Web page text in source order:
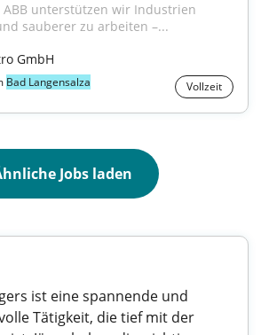
ABB unterstützen wir Industrien
sauberer zu arbeiten –...
GmbH
Bad Langensalza Vollzeit
Jobs laden
ist eine spannende und
Tätigkeit, die tief mit der